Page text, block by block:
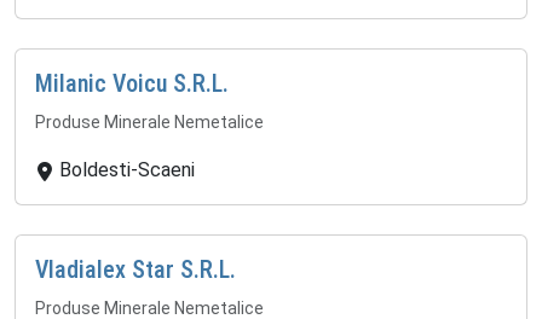
Milanic Voicu S.R.L.
Produse Minerale Nemetalice
Boldesti-Scaeni
Vladialex Star S.R.L.
Produse Minerale Nemetalice